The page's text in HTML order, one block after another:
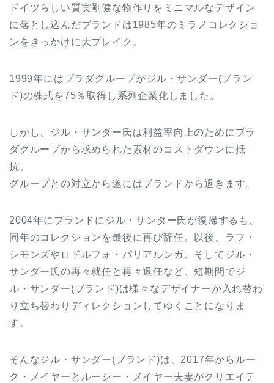
ドイツらしい質実剛健な物作りをミニマルなデザイン
に落とし込んだブランドは1985年のミラノコレクショ
ンをきっかけに大ブレイク。
1999年にはプラダグループがジル・サンダー(ブラン
ド)の株式を75％取得し系列企業化しました。
しかし、ジル・サンダー氏は利益率向上のためにプラ
ダグループから求められた素材のコストダウンに抵
抗。
グループとの対立から遂にはブランドから退きます。
2004年にブランドにジル・サンダー氏が復帰するも、
同年のコレクションを最後に再び辞任。以後、ラフ・
シモンズやロドルフォ・パリアルンガ、そしてジル・
サンダー氏の再々就任と再々退任など、短期間でジ
ル・サンダー(ブランド)は様々なデザイナーが入れ替わ
り立ち替わりディレクションしてゆくことになりま
す。
そんなジル・サンダー(ブランド)は、2017年からルー
ク・メイヤーとルーシー・メイヤー夫妻がクリエイテ